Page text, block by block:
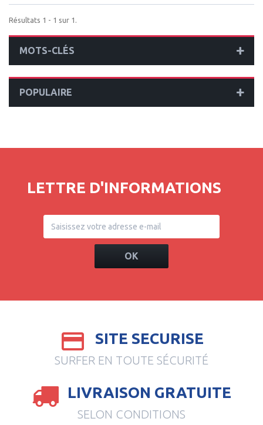
Résultats 1 - 1 sur 1.
MOTS-CLÉS
POPULAIRE
LETTRE D'INFORMATIONS
OK
SITE SECURISE
SURFER EN TOUTE SÉCURITÉ
LIVRAISON GRATUITE
SELON CONDITIONS